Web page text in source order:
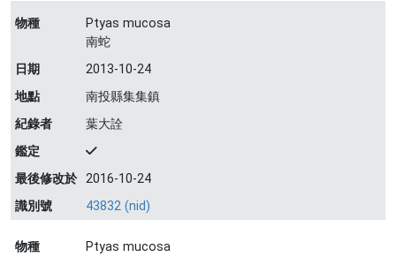
物種
Ptyas mucosa
南蛇
日期
2013-10-24
地點
南投縣集集鎮
紀錄者
葉大詮
鑑定
最後修改於 2016-10-24
識別號
43832 (nid)
物種
Ptyas mucosa